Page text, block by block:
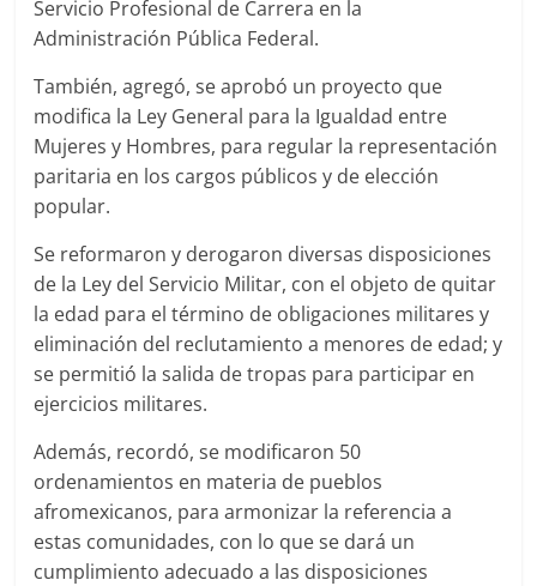
Servicio Profesional de Carrera en la
Administración Pública Federal.
También, agregó, se aprobó un proyecto que
modifica la Ley General para la Igualdad entre
Mujeres y Hombres, para regular la representación
paritaria en los cargos públicos y de elección
popular.
Se reformaron y derogaron diversas disposiciones
de la Ley del Servicio Militar, con el objeto de quitar
la edad para el término de obligaciones militares y
eliminación del reclutamiento a menores de edad; y
se permitió la salida de tropas para participar en
ejercicios militares.
Además, recordó, se modificaron 50
ordenamientos en materia de pueblos
afromexicanos, para armonizar la referencia a
estas comunidades, con lo que se dará un
cumplimiento adecuado a las disposiciones